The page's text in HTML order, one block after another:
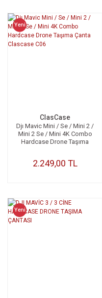
Yeni
ClasCase
Djı Mavic Mini / Se / Mini 2 /
Mini 2 Se / Mini 4K Combo
Hardcase Drone Taşıma
2.249,00 TL
Yeni